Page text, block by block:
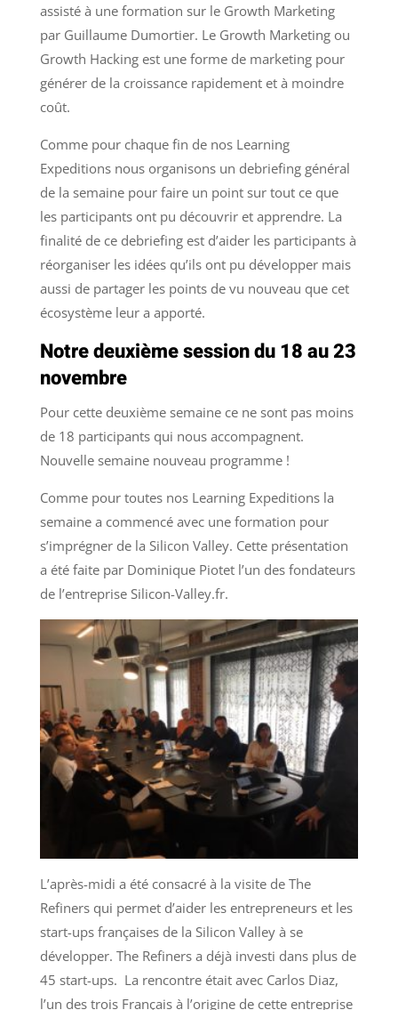
assisté à une formation sur le Growth Marketing
par Guillaume Dumortier. Le Growth Marketing ou
Growth Hacking est une forme de marketing pour
générer de la croissance rapidement et à moindre
coût.
Comme pour chaque fin de nos Learning
Expeditions nous organisons un debriefing général
de la semaine pour faire un point sur tout ce que
les participants ont pu découvrir et apprendre. La
finalité de ce debriefing est d’aider les participants à
réorganiser les idées qu’ils ont pu développer mais
aussi de partager les points de vu nouveau que cet
écosystème leur a apporté.
Notre deuxième session du 18 au 23
novembre
Pour cette deuxième semaine ce ne sont pas moins
de 18 participants qui nous accompagnent.
Nouvelle semaine nouveau programme !
Comme pour toutes nos Learning Expeditions la
semaine a commencé avec une formation pour
s’imprégner de la Silicon Valley. Cette présentation
a été faite par Dominique Piotet l’un des fondateurs
de l’entreprise Silicon-Valley.fr.
L’après-midi a été consacré à la visite de The
Refiners qui permet d’aider les entrepreneurs et les
start-ups françaises de la Silicon Valley à se
développer. The Refiners a déjà investi dans plus de
45 start-ups. La rencontre était avec Carlos Diaz,
l’un des trois Français à l’origine de cette entreprise